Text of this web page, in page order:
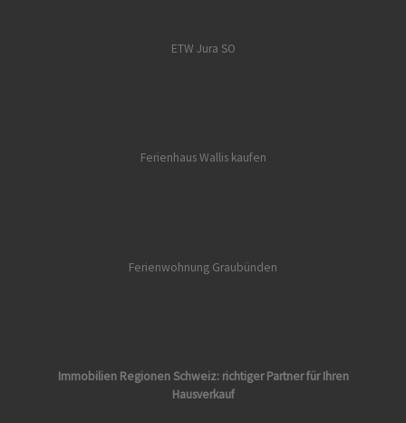
ETW Jura SO
Ferienhaus Wallis kaufen
Ferienwohnung Graubünden
Immobilien Regionen Schweiz: richtiger Partner für Ihren
Hausverkauf